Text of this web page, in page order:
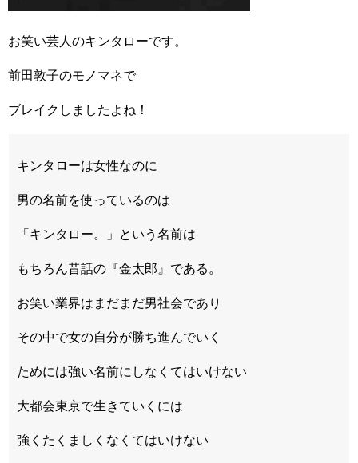
お笑い芸人のキンタローです。
前田敦子のモノマネで
ブレイクしましたよね！
キンタローは女性なのに
男の名前を使っているのは
「キンタロー。」という名前は
もちろん昔話の『金太郎』である。
お笑い業界はまだまだ男社会であり
その中で女の自分が勝ち進んでいく
ためには強い名前にしなくてはいけない
大都会東京で生きていくには
強くたくましくなくてはいけない